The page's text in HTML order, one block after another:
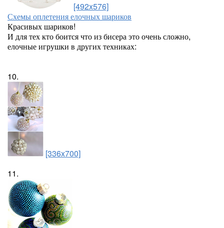
[492x576]
Схемы оплетения елочных шариков
Красивых шариков!
И для тех кто боится что из бисера это очень сложно,
елочные игрушки в других техниках:
10.
[336x700]
11.